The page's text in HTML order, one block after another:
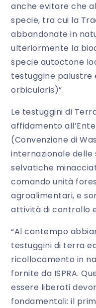
anche evitare che
specie, tra cui la
abbandonate in
ulteriormente la
specie autoctone
testuggine palustre
orbicularis)”.
Le testuggini di
affidamento
(Convenzione di
internazionale delle
selvatiche
comando unità
agroalimentari, e
attività di controllo
“Al contempo
testuggini di terra
ricollocamento in
fornite da ISPRA.
essere liberati
fondamentali: il